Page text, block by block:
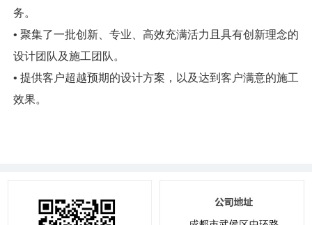
务。
• 聚集了一批创新、专业、高效充满活力且具有创新理念的
设计团队及施工团队。
• 提供客户超越预期的设计方案，以及达到客户满意的施工
效果。